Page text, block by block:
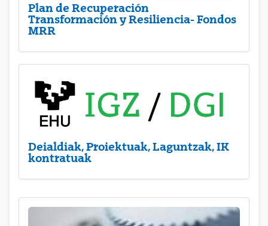
Plan de Recuperación
Transformación y Resiliencia- Fondos
MRR
Deialdiak, Proiektuak, Laguntzak, IK
kontratuak